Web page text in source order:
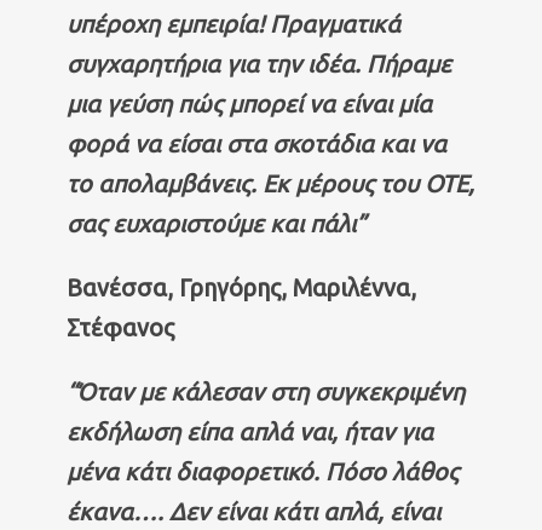
υπέροχη εμπειρία! Πραγματικά
συγχαρητήρια για την ιδέα. Πήραμε
μια γεύση πώς μπορεί να είναι μία
φορά να είσαι στα σκοτάδια και να
το απολαμβάνεις. Εκ μέρους του ΟΤΕ,
σας ευχαριστούμε και πάλι”
Βανέσσα, Γρηγόρης, Μαριλέννα,
Στέφανος
“Όταν με κάλεσαν στη συγκεκριμένη
εκδήλωση είπα απλά ναι, ήταν για
μένα κάτι διαφορετικό. Πόσο λάθος
έκανα…. Δεν είναι κάτι απλά, είναι